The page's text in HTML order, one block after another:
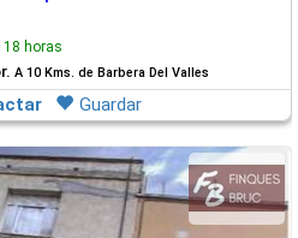
18 horas
A 10 Kms. de Barbera Del Valles
Guardar